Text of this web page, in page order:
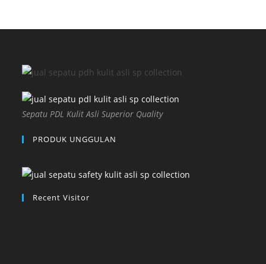
Sepatu PDL Kulit Asli Superior Quality
PRODUK UNGGULAN
Recent Visitor